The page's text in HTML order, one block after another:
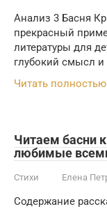
Анализ 3 Басня
прекрасный
литературы для
глубокий смысл
Читать полностью
Читаем басни
любимые
Стихи Елена
Содержание